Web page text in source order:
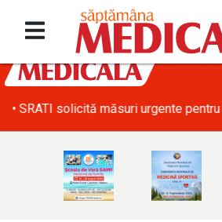
• SRATI solicită măsuri urgente